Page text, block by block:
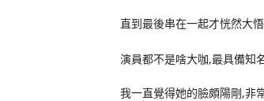
直到最後串在一起才恍然大
演員都不是啥大咖,最具備知
我一直覺得她的臉頗陽剛,非